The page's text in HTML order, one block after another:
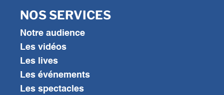
NOS SERVICES
Notre audience
Les vidéos
Les lives
Les événements
Les spectacles